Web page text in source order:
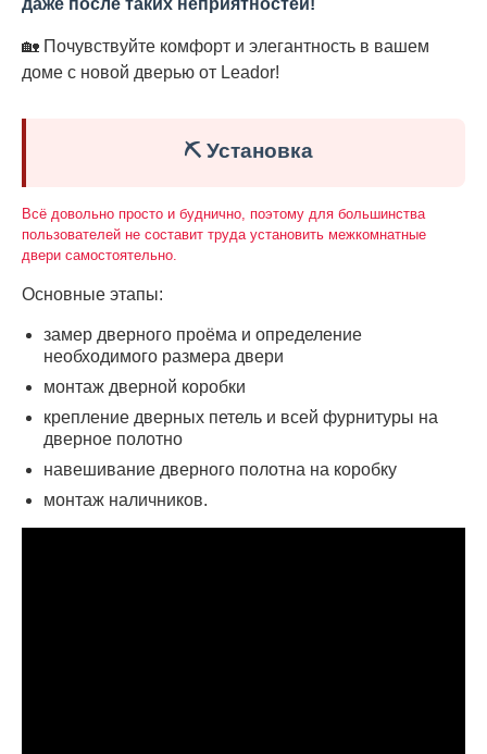
даже после таких неприятностей!
🏡 Почувствуйте комфорт и элегантность в вашем
доме с новой дверью от Leador!
⛏️ Установка
Всё довольно просто и буднично, поэтому для большинства
пользователей не составит труда установить межкомнатные
двери самостоятельно.
Основные этапы:
замер дверного проёма и определение
необходимого размера двери
монтаж дверной коробки
крепление дверных петель и всей фурнитуры на
дверное полотно
навешивание дверного полотна на коробку
монтаж наличников.